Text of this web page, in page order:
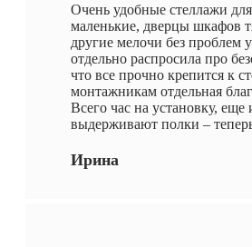
Очень удобные стеллажи
маленькие, дверцы шкафов
другие мелочи без проблем
отдельно распросила про
что все прочно крепится к
монтажникам отдельная
Всего час на установку, еще
выдерживают полки –
Ирина